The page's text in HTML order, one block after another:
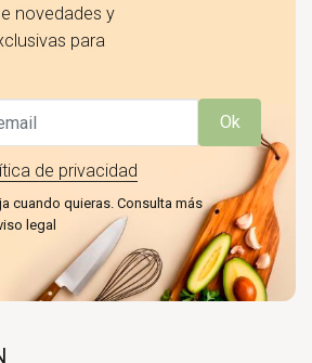
novedades y
para
Ok
de privacidad
cuando quieras. Consulta más
legal